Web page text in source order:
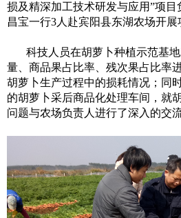
损及精深加工技术研发与应用”项
昌宝一行3人赴宾阳县东湖农场开展
科技人员在胡萝卜种植示范基地
量、商品果占比率、残次果占比率
胡萝卜生产过程中的损耗情况；同
的胡萝卜采后商品化处理车间，就
问题与农场负责人进行了深入的交